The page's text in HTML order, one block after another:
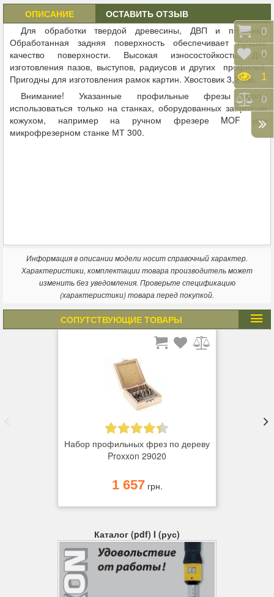
ОПИСАНИЕ
ОСТАВИТЬ ОТЗЫВ
Для обработки твердой древесины, ДВП и пластика.
Обработанная задняя поверхность обеспечивает лучшее
качество поверхности. Высокая износостойкость. Для
изготовления пазов, выступов, радиусов и других профилей.
Пригодны для изготовления рамок картин. Хвостовик 3,2 мм.
Внимание! Указанные профильные фрезы могут
использоваться только на станках, оборудованных защитным
кожухом, например на ручном фрезере MOF или
микрофрезерном станке МТ 300.
Информация в описании модели носит справочный характер.
Характеристики, комплектации товара производитель может
изменить без уведомления. Проверьте спецификацию
(характеристики) товара перед покупкой.
СОПУТСТВУЮЩИЕ ТОВАРЫ
Набор профильных фрез по дереву
Proxxon 29020
1 657грн.
Каталог (pdf) I (рус)
0
0
1
0